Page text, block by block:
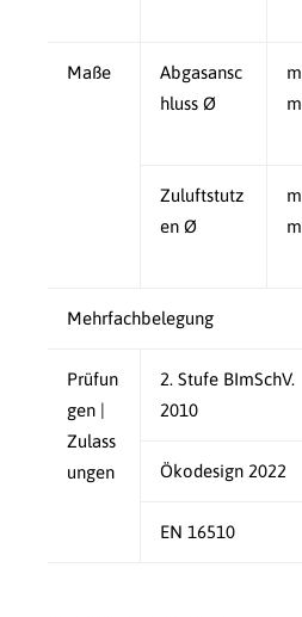
Maße
Abgasansc
hluss Ø
m
m
Zuluftstutz
en Ø
m
m
Mehrfachbelegung
Prüfun
gen |
Zulass
ungen
2. Stufe BImSchV.
2010
Ökodesign 2022
EN 16510